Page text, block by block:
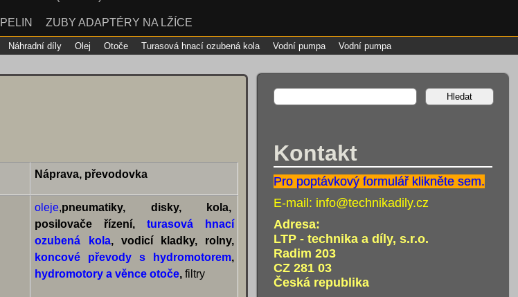
ZUBY ADAPTÉRY NA LŽÍCE
Náhradní díly Olej Otoče Turasová hnací ozubená kola Vodní pumpa Vodní pumpa
Kontakt
Pro poptávkový formulář klikněte sem.
E-mail: info@technikadily.cz
Adresa:
LTP - technika a díly, s.r.o.
Radim 203
CZ 281 03
Česká republika
Náprava, převodovka
oleje,pneumatiky, disky, kola,
posilovače řízení,turasová hnací
ozubená kola, vodicí kladky, rolny,
koncové převody s hydromotorem,
hydromotory a věnce otoče, filtry